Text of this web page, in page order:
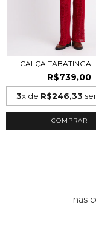
CALÇA TABATINGA
R$739,00
3x de R$246,33
COMPRAR
nas